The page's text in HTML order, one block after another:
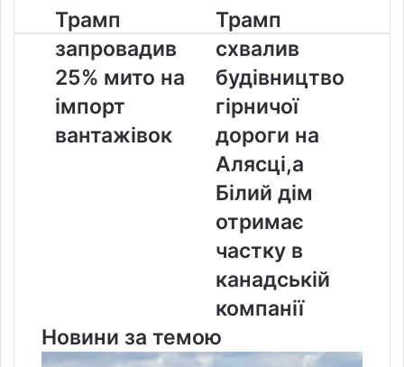
Трамп
запровадив
25%
мито
на
імпорт
Трамп
запровадив
25% мито на
імпорт
вантажівок
Трамп
схвалив
будівництво
гірничої
дороги
на
Білий
дім
отримає
частку
в
компанії
Трамп
схвалив
будівництво
гірничої
дороги на
Алясці,а
Білий дім
отримає
частку в
канадській
компанії
Новини за темою